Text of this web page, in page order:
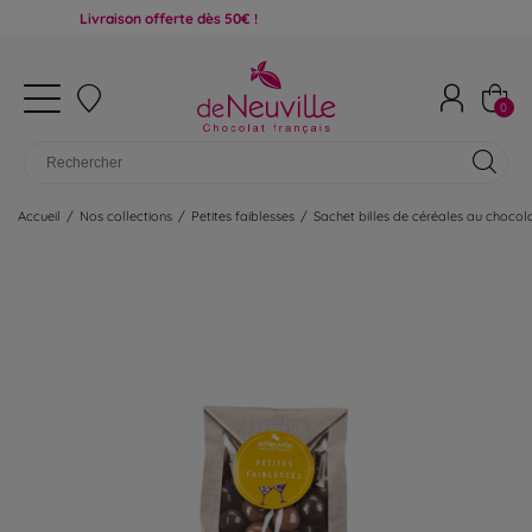
Livraison offerte dès 50€ !
0
Accueil / Nos collections / Petites faiblesses / Sachet billes de céréales au